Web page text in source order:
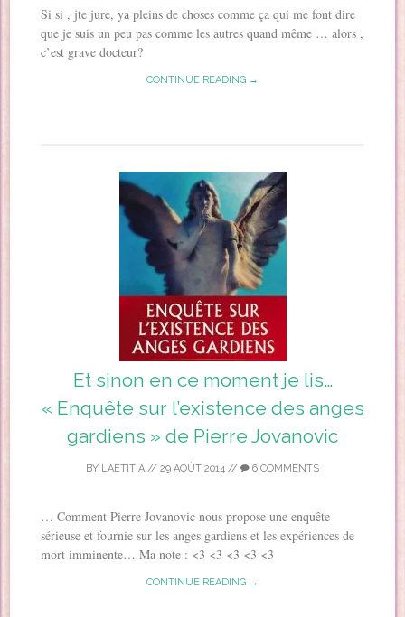
Si si , jte jure, ya pleins de choses comme ça qui me font dire
que je suis un peu pas comme les autres quand même … alors ,
c’est grave docteur?
CONTINUE READING →
Et sinon en ce moment je lis…
« Enquête sur l’existence des anges
gardiens » de Pierre Jovanovic
BY LAETITIA // 29 AOÛT 2014 // 6 COMMENTS
… Comment Pierre Jovanovic nous propose une enquête
sérieuse et fournie sur les anges gardiens et les expériences de
mort imminente… Ma note : <3 <3 <3 <3 <3
CONTINUE READING →